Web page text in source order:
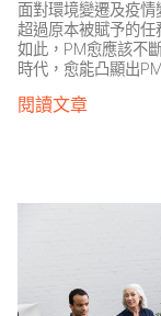
面對環境變遷及疫
超過原本被賦予的
如此，PM愈應該不
時代，愈能凸顯出
閱讀文章